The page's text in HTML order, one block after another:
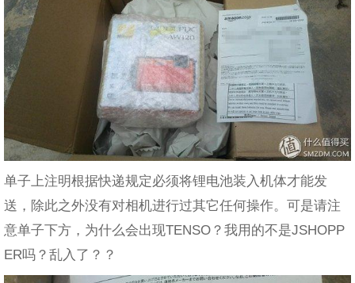
单子上注明根据快递规定必须将锂电池装入机体才能发
送，除此之外没有对相机进行过其它任何操作。可是请注
意单子下方，为什么会出现TENSO？我用的不是JSHOPP
ER吗？乱入了？？